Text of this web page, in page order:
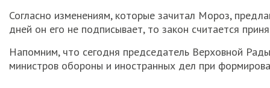
Согласно изменениям, которые зачитал Мороз,
дней он его не подписывает, то закон считается
Напомним, что сегодня председатель Верховной
министров обороны и иностранных дел при